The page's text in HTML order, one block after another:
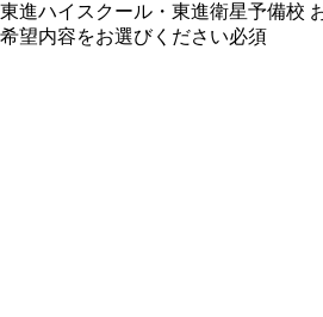
東進ハイスクール・東進衛星予備校
希望内容をお選びください必須